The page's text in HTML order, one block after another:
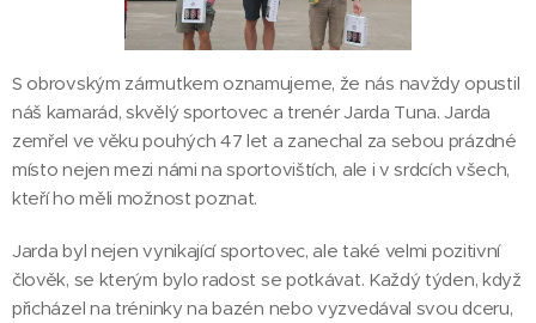
S obrovským zármutkem oznamujeme, že nás navždy opustil
náš kamarád, skvělý sportovec a trenér Jarda Tuna. Jarda
zemřel ve věku pouhých 47 let a zanechal za sebou prázdné
místo nejen mezi námi na sportovištích, ale i v srdcích všech,
kteří ho měli možnost poznat.
Jarda byl nejen vynikající sportovec, ale také velmi pozitivní
člověk, se kterým bylo radost se potkávat. Každý týden, když
přicházel na tréninky na bazén nebo vyzvedával svou dceru,